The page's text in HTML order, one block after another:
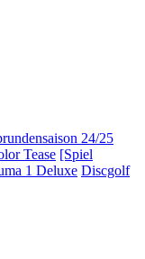
24/25
Tease [Spiel
1 Deluxe Discgolf